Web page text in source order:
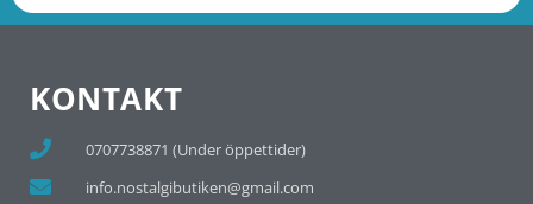
KONTAKT
0707738871 (Under öppettider)
info.nostalgibutiken@gmail.com